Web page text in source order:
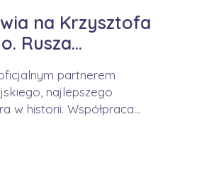
na Krzysztofa
Rusza
partnerem
najlepszego
w historii. Współpraca